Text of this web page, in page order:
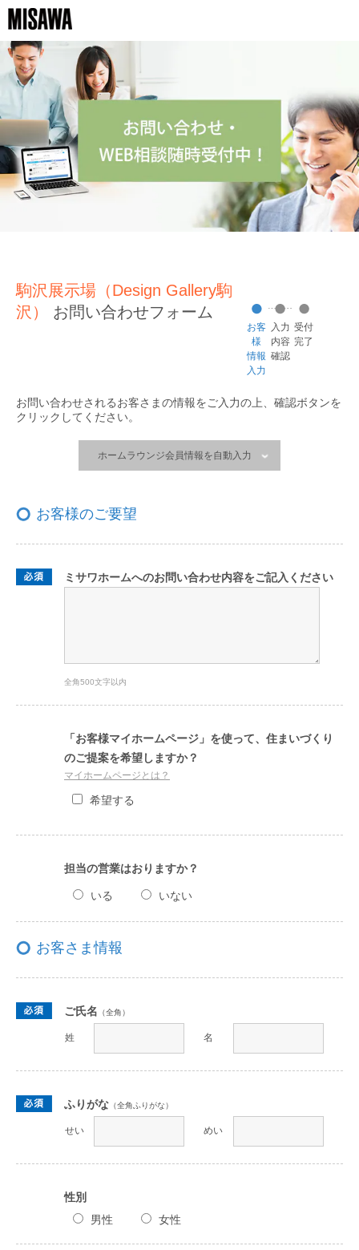
駒沢展示場（Design Gallery駒
沢）
お問い合わせフォーム
お客
様
情報
入力
入力
内容
確認
受付
完了
お問い合わせされるお客さまの情報をご入力の上、 確認ボタンを
クリックしてください。
ホームラウンジ会員情報を自動入力
お客様のご要望
ミサワホームへのお問い合わせ内容をご記入ください
全角500文字以内
「お客様マイホームページ」を使って、住まいづくり
のご提案を希望しますか？
マイホームページとは？
希望する
担当の営業はおりますか？
いる いない
お客さま情報
ご氏名 （全角）
姓 名
ふりがな （全角ふりがな）
せい めい
性別
男性
女性